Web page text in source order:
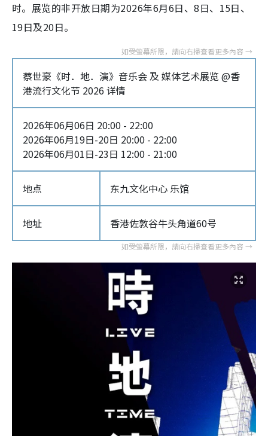
时。展览的非开放日期为2026年6月6日、8日、15日、
19日及20日。
蔡世豪《时．地．演》音乐会 及 媒体艺术展览 @香
港流行文化节 2026 详情
2026年06月06日 20:00 - 22:00
2026年06月19日-20日 20:00 - 22:00
2026年06月01日-23日 12:00 - 21:00
地点 东九文化中心 乐馆
地址 香港佐敦谷牛头角道60号